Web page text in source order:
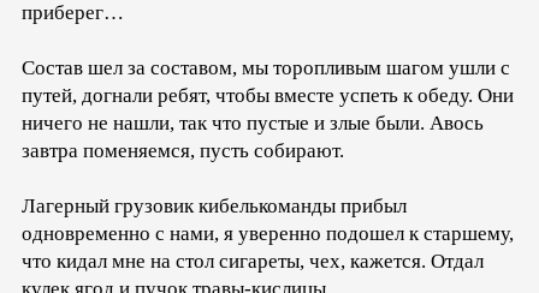
приберег…
Состав шел за составом, мы торопливым шагом ушли с
путей, догнали ребят, чтобы вместе успеть к обеду. Они
ничего не нашли, так что пустые и злые были. Авось
завтра поменяемся, пусть собирают.
Лагерный грузовик кибелькоманды прибыл
одновременно с нами, я уверенно подошел к старшему,
что кидал мне на стол сигареты, чех, кажется. Отдал